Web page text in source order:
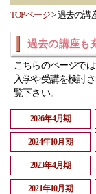
TOPページ>過去の講
過去の講座も
こちらのページで
入学や受講を検討
覧下さい。
2026年4月期
2024年10月期
2023年4月期
2021年10月期